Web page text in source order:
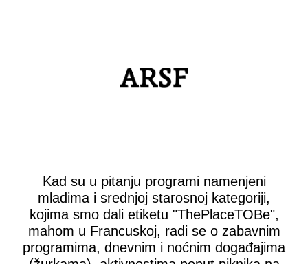
Kad su u pitanju programi namenjeni
mladima i srednjoj starosnoj kategoriji,
kojima smo dali etiketu "ThePlaceTOBe",
mahom u Francuskoj, radi se o zabavnim
programima, dnevnim i noćnim događajima